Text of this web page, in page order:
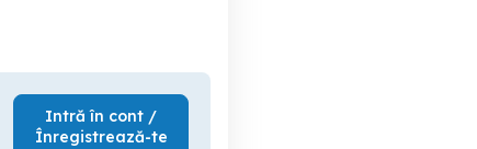
Intră în cont /
Înregistrează-te